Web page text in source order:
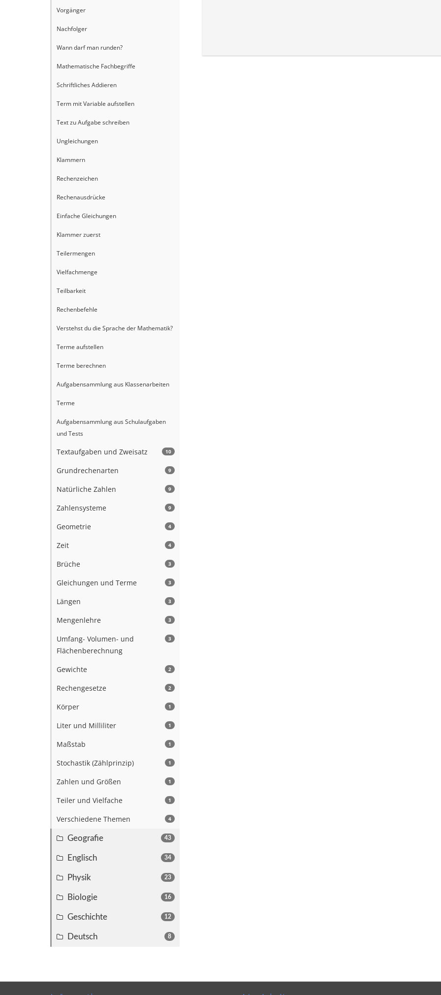
Vorgänger
Nachfolger
Wann darf man runden?
Mathematische Fachbegriffe
Schriftliches Addieren
Term mit Variable aufstellen
Text zu Aufgabe schreiben
Ungleichungen
Klammern
Rechenzeichen
Rechenausdrücke
Einfache Gleichungen
Klammer zuerst
Teilermengen
Vielfachmenge
Teilbarkeit
Rechenbefehle
Verstehst du die Sprache der Mathematik?
Terme aufstellen
Terme berechnen
Aufgabensammlung aus Klassenarbeiten
Terme
Aufgabensammlung aus Schulaufgaben
und Tests
10
Textaufgaben und Zweisatz
9
Grundrechenarten
9
Natürliche Zahlen
9
Zahlensysteme
4
Geometrie
4
Zeit
3
Brüche
3
Gleichungen und Terme
3
Längen
3
Mengenlehre
3
Umfang- Volumen- und
Flächenberechnung
2
Gewichte
2
Rechengesetze
1
Körper
1
Liter und Milliliter
1
Maßstab
1
Stochastik (Zählprinzip)
1
Zahlen und Größen
1
Teiler und Vielfache
4
Verschiedene Themen
43
Geografie
34
Englisch
23
Physik
16
Biologie
12
Geschichte
8
Deutsch